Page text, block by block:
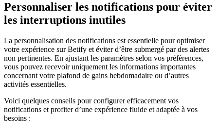
Personnaliser les notifications pour éviter
les interruptions inutiles
La personnalisation des notifications est essentielle pour optimiser
votre expérience sur Betify et éviter d’être submergé par des alertes
non pertinentes. En ajustant les paramètres selon vos préférences,
vous pouvez recevoir uniquement les informations importantes
concernant votre plafond de gains hebdomadaire ou d’autres
activités essentielles.
Voici quelques conseils pour configurer efficacement vos
notifications et profiter d’une expérience fluide et adaptée à vos
besoins :